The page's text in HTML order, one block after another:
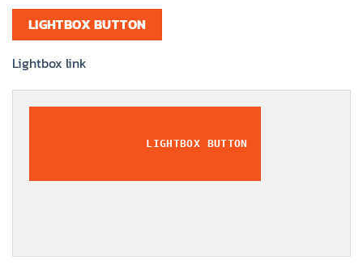
LIGHTBOX BUTTON
Lightbox link
LIGHTBOX BUTTON